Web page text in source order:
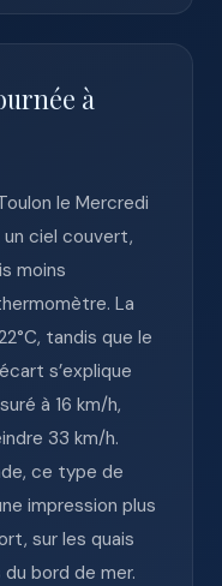
à
le Mercredi
ciel couvert,
moins
La
tandis que le
s’explique
à 16 km/h,
33 km/h.
ce type de
impression plus
sur les quais
bord de mer.